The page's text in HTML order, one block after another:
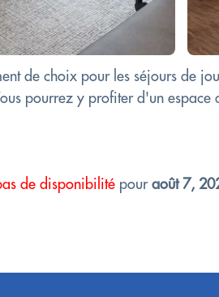
de choix pour les séjours de
pourrez y profiter d'un
de disponibilitépouraoût 7,